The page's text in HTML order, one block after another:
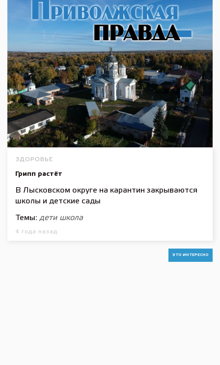
ЗДОРОВЬЕ
Грипп растёт
В Лысковском округе на карантин закрываются
школы и детские сады
Темы: дети школа
4 года назад
ЭТО ИНТЕРЕСНО